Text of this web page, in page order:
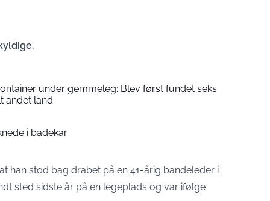
under gemmeleg: Blev først fundet seks
andet land
i badekar
han stod bag drabet på en 41-årig bandeleder i
sted sidste år på en legeplads og var ifølge